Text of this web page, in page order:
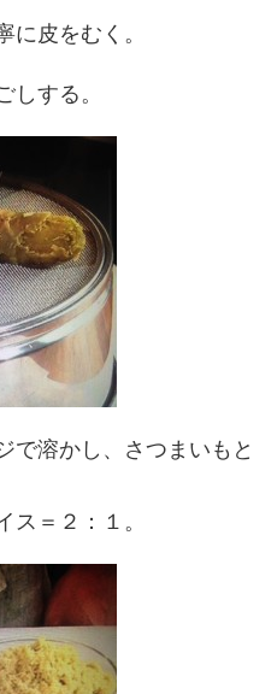
に皮をむく。
しする。
で溶かし、さつまいもと
ス＝２：１ 。